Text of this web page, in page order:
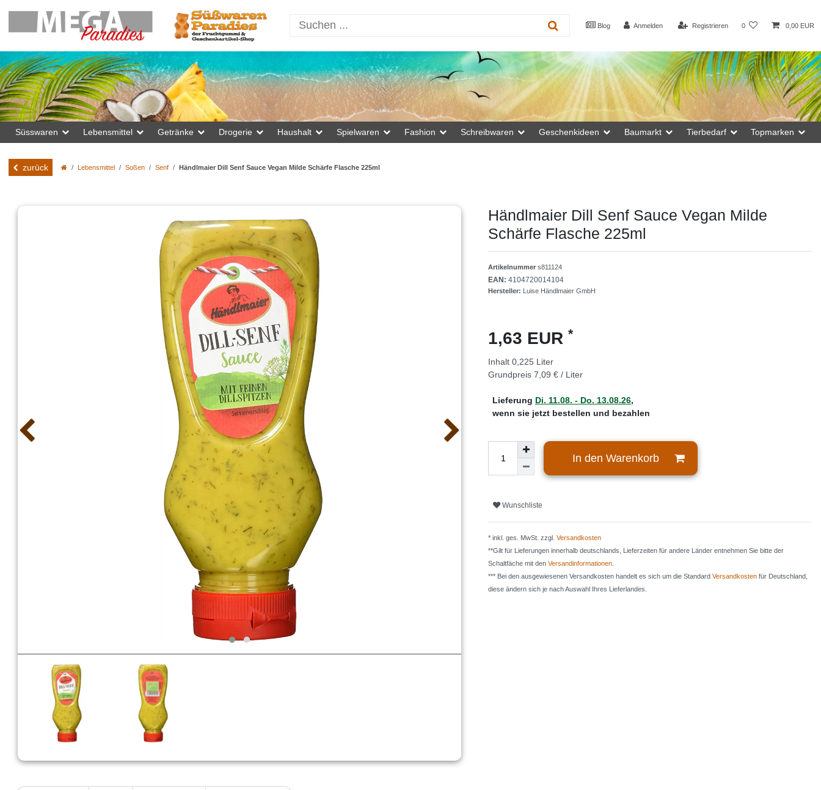
Blog Anmelden Registrieren 0 0,00 EUR
Süsswaren Lebensmittel Getränke Drogerie Haushalt Spielwaren Fashion Schreibwaren Geschenkideen Baumarkt Tierbedarf Topmarken
zurück Lebensmittel Soßen Senf Händlmaier Dill Senf Sauce Vegan Milde Schärfe Flasche 225ml
Händlmaier Dill Senf Sauce Vegan Milde
Schärfe Flasche 225ml
Artikelnummer s811124
EAN: 4104720014104
Hersteller: Luise Händlmaier GmbH
1,63 EUR *
Inhalt 0,225 Liter
Grundpreis 7,09 € / Liter
Lieferung Di. 11.08. - Do. 13.08.26,
wenn sie jetzt bestellen und bezahlen
In den Warenkorb
Wunschliste
* inkl. ges. MwSt. zzgl. Versandkosten
**Gilt für Lieferungen innerhalb deutschlands, Lieferzeiten für andere Länder entnehmen Sie bitte der
Schaltfäche mit den Versandinformationen
*** Bei den ausgewiesenen Versandkosten handelt es sich um die Standard Versandkosten für Deutschland,
diese ändern sich je nach Auswahl Ihres Lieferlandes.